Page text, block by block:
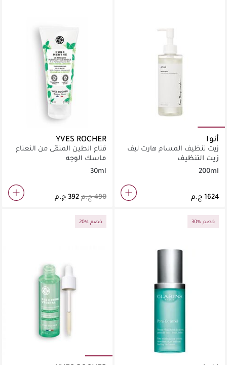
أنوا
زيت تنظيف المسام هارت ليف
زيت التنظيف
200ml
YVES ROCHER
قناع الطين المنقّي من النعناع
النقي
ماسك الوجه
30ml
30% خصم 20% خصم